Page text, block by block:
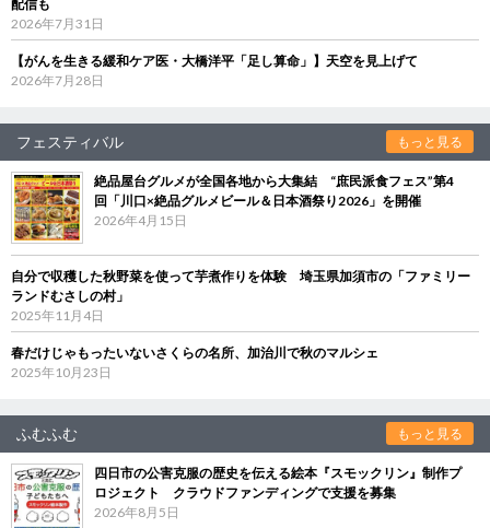
配信も
2026年7月31日
【がんを生きる緩和ケア医・大橋洋平「足し算命」】天空を見上げて
2026年7月28日
フェスティバル もっと見る
絶品屋台グルメが全国各地から大集結 “庶民派食フェス”第4
回「川口×絶品グルメビール＆日本酒祭り2026」を開催
2026年4月15日
自分で収穫した秋野菜を使って芋煮作りを体験 埼玉県加須市の「ファミリー
ランドむさしの村」
2025年11月4日
春だけじゃもったいないさくらの名所、加治川で秋のマルシェ
2025年10月23日
ふむふむ もっと見る
四日市の公害克服の歴史を伝える絵本『スモックリン』制作プ
ロジェクト クラウドファンディングで支援を募集
2026年8月5日